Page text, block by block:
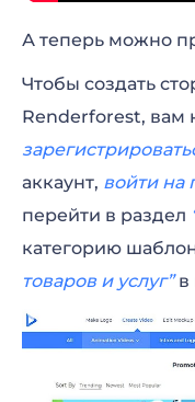
А теперь можно
Чтобы создать
Renderforest, вам
аккаунт, войти на
перейти в раздел
категорию
товаров и услуг”в